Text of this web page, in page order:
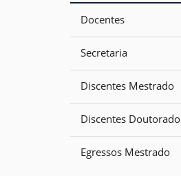
Docentes
Secretaria
Discentes Mestrado
Discentes Doutorado
Egressos Mestrado